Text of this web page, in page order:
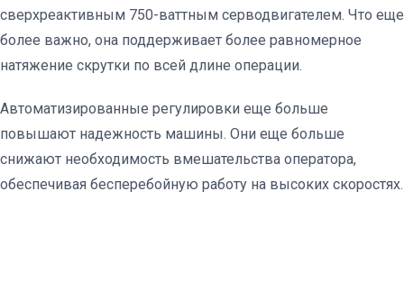
сверхреактивным 750-ваттным серводвигателем. Что еще
более важно, она поддерживает более равномерное
натяжение скрутки по всей длине операции.
Автоматизированные регулировки еще больше
повышают надежность машины. Они еще больше
снижают необходимость вмешательства оператора,
обеспечивая бесперебойную работу на высоких скоростях.